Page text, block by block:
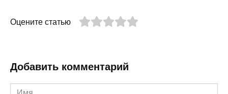
Оцените статью
Добавить комментарий
Имя